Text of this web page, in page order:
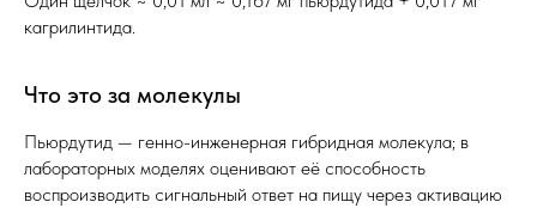
кагрилинтида.
Что это за молекулы
Пьюрдутид — генно-инженерная гибридная молекула; в
лабораторных моделях оценивают её способность
воспроизводить сигнальный ответ на пищу через активацию